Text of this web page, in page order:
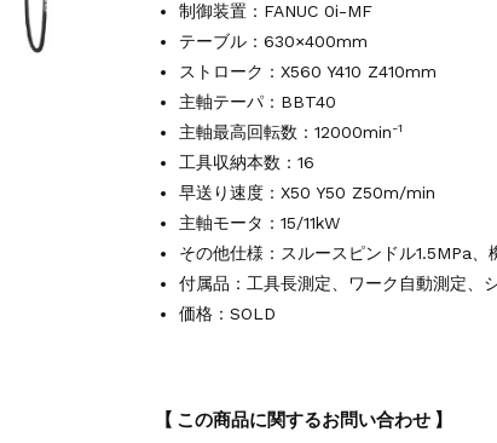
制御装置：FANUC 0i-MF
テーブル：630×400mm
ストローク：X560 Y410 Z410mm
主軸テーパ：BBT40
主軸最高回転数：12000min-1
工具収納本数：16
早送り速度：X50 Y50 Z50m/min
主軸モータ：15/11kW
その他仕様：スルースピンドル1.5MPa、
付属品：工具長測定、ワーク自動測定、
価格：SOLD
【 この商品に関するお問い合わせ 】